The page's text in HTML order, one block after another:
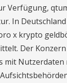
Verfügung,
In
x krypto
Der
mit